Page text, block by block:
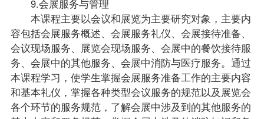
9.会展服务与管理
本课程主要以会议和展览为主要研究对象，主要内
容包括会展服务概述、会展服务礼仪、会展接待准备、
会议现场服务、展览会现场服务、会展中的餐饮接待服
务、会展中的其他服务、会展中消防与医疗服务。通过
本课程学习，使学生掌握会展服务准备工作的主要内容
和基本礼仪，掌握各种类型会议服务的规范以及展览会
各个环节的服务规范，了解会展中涉及到的其他服务的